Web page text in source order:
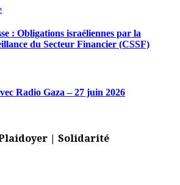
: Obligations israéliennes par la
du Secteur Financier (CSSF)
Radio Gaza – 27 juin 2026
| Solidarité